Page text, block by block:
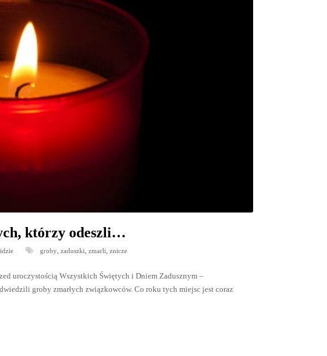
którzy odeszli…
groby ,zaduszki ,zmarli ,znicze
uroczystością Wszystkich Świętych i Dniem Zadusznym –
groby zmarłych związkowców. Co roku tych miejsc jest coraz